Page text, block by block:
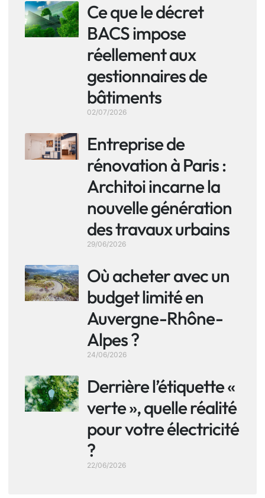
Ce que le décret
BACS impose
réellement aux
gestionnaires de
bâtiments
02/07/2026
Entreprise de
rénovation à Paris :
Architoi incarne la
nouvelle génération
des travaux urbains
29/06/2026
Où acheter avec un
budget limité en
Auvergne-Rhône-
Alpes ?
24/06/2026
Derrière l’étiquette «
verte », quelle réalité
pour votre électricité
?
22/06/2026